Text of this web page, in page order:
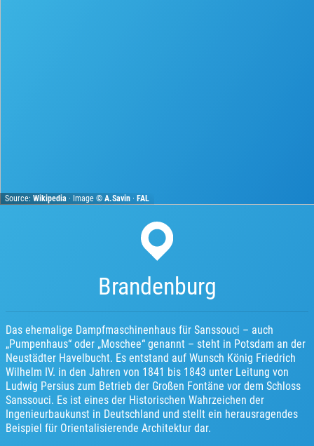
Source:Wikipedia · Image ©A.Savin ·FAL
Brandenburg
Das ehemalige Dampfmaschinenhaus für Sanssouci – auch
„Pumpenhaus“ oder „Moschee“ genannt – steht in Potsdam an der
Neustädter Havelbucht. Es entstand auf Wunsch König Friedrich
Wilhelm IV. in den Jahren von 1841 bis 1843 unter Leitung von
Ludwig Persius zum Betrieb der Großen Fontäne vor dem Schloss
Sanssouci. Es ist eines der Historischen Wahrzeichen der
Ingenieurbaukunst in Deutschland und stellt ein herausragendes
Beispiel für Orientalisierende Architektur dar.